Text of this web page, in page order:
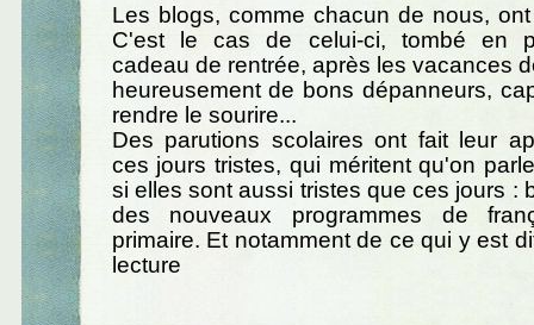
Les blogs, comme chacun de nous,
C'est le cas de celui-ci, tombé en
cadeau de rentrée, après les vacances
heureusement de bons dépanneurs,
rendre le sourire...
Des parutions scolaires ont fait leur
ces jours tristes, qui méritent qu'on
si elles sont aussi tristes que ces jours :
des nouveaux programmes de
primaire. Et notamment de ce qui y est
lecture